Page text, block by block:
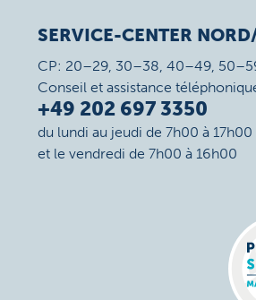
SERVICE-CENTER
CP: 20–29, 30–38, 40–49,
Conseil et assistance
+49 202 697 3350
du lundi au jeudi de 7h00 à 17h00
et le vendredi de 7h00 à 16h00